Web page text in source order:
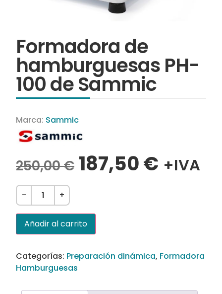
Formadora de
hamburguesas PH-
100 de Sammic
Marca: Sammic
250,00€ 187,50€ +IVA
- +
Añadir al carrito
Categorías: Preparación dinámica, Formadora
Hamburguesas